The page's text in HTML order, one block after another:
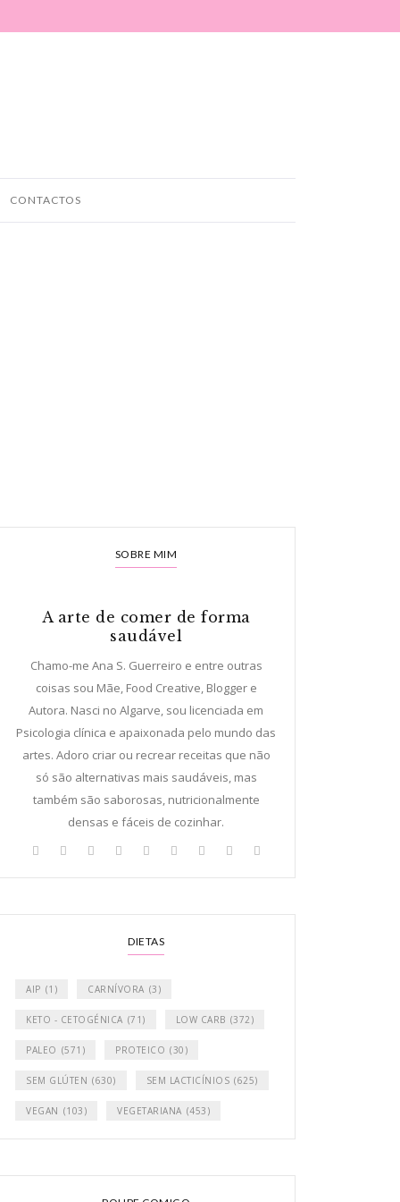
CONTACTOS
SOBRE MIM
A arte de comer de forma
saudável
Chamo-me Ana S. Guerreiro e entre outras
coisas sou Mãe, Food Creative, Blogger e
Autora. Nasci no Algarve, sou licenciada em
Psicologia clínica e apaixonada pelo mundo das
artes. Adoro criar ou recrear receitas que não
só são alternativas mais saudáveis, mas
também são saborosas, nutricionalmente
densas e fáceis de cozinhar.
DIETAS
AIP (1) CARNÍVORA (3)
KETO - CETOGÉNICA (71) LOW CARB (372)
PALEO (571) PROTEICO (30)
SEM GLÚTEN (630) SEM LACTICÍNIOS (625)
VEGAN (103) VEGETARIANA (453)